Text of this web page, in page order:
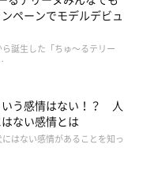
回ご紹介した「問題行
りがちな問題行動など
ペーンでモデルデビュ
誕生した「ちゅ～るテリー
う感情はない！？ 人
ない感情とは
はない感情があることを知っ